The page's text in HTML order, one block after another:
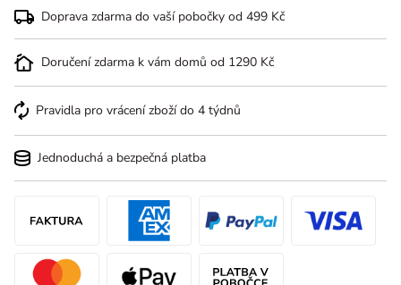
Doprava zdarma do vaší pobočky od 499 Kč
Doručení zdarma k vám domů od 1290 Kč
Pravidla pro vrácení zboží do 4 týdnů
Jednoduchá a bezpečná platba